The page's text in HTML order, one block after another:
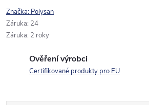
Značka: Polysan
Záruka: 24
Záruka: 2 roky
Ověření výrobci
Certifikované produkty pro EU